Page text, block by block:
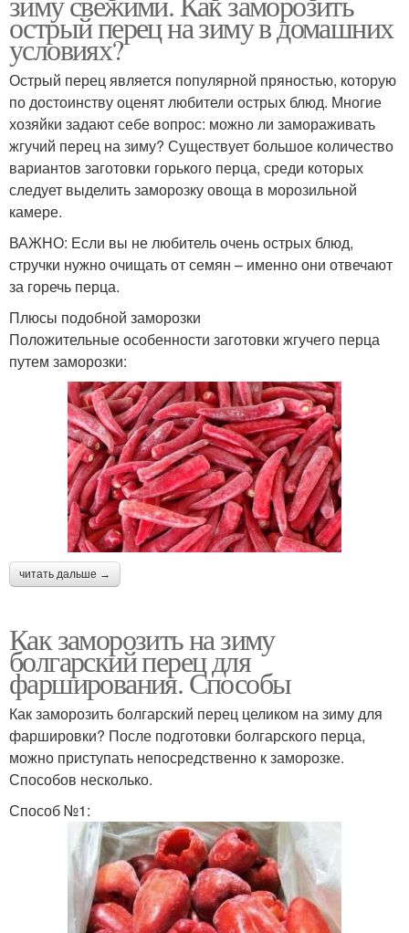
острый перец на зиму в домашних
условиях?
Острый перец является популярной пряностью, которую
по достоинству оценят любители острых блюд. Многие
хозяйки задают себе вопрос: можно ли замораживать
жгучий перец на зиму? Существует большое количество
вариантов заготовки горького перца, среди которых
следует выделить заморозку овоща в морозильной
камере.
ВАЖНО: Если вы не любитель очень острых блюд,
стручки нужно очищать от семян – именно они отвечают
за горечь перца.
Плюсы подобной заморозки
Положительные особенности заготовки жгучего перца
путем заморозки:
читать дальше →
Как заморозить на зиму
болгарский перец для
фарширования. Способы
Как заморозить болгарский перец целиком на зиму для
фаршировки? После подготовки болгарского перца,
можно приступать непосредственно к заморозке.
Способов несколько.
Способ №1: